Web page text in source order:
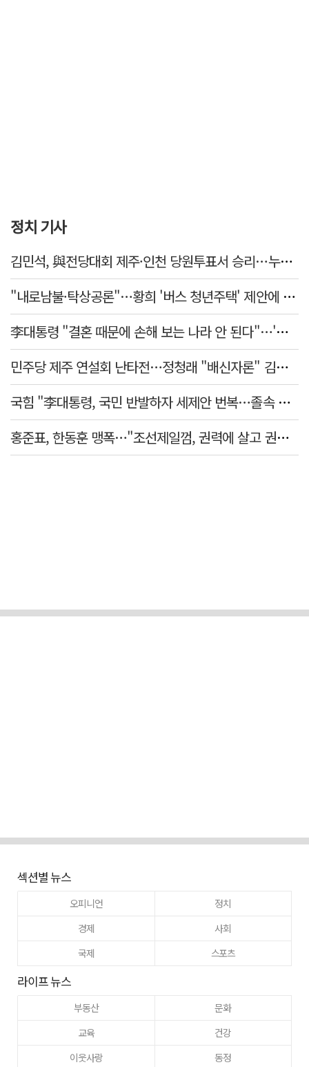
정치 기사
김민석, 與전당대회 제주·인천 당원투표서 승리…누적 득표는 '초박빙'
"내로남불·탁상공론"…황희 '버스 청년주택' 제안에 與 내부서도 쓴소리
李대통령 "결혼 때문에 손해 보는 나라 안 된다"…'결혼 페널티' 22개 손본다
민주당 제주 연설회 난타전…정청래 "배신자론" 김민석 "관리 무능"
국힘 "李대통령, 국민 반발하자 세제안 번복…졸속 국정 즉각 중단"
홍준표, 한동훈 맹폭…"조선제일껌, 권력에 살고 권력에 죽었다"
섹션별 뉴스
오피니언
정치
경제
사회
국제
스포츠
라이프 뉴스
부동산
문화
교육
건강
이웃사랑
동정